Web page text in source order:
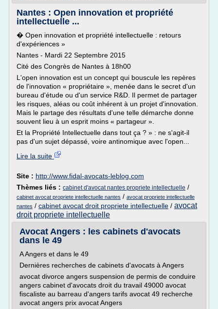
Nantes : Open innovation et propriété
intellectuelle ...
� Open innovation et propriété intellectuelle : retours
d'expériences »
Nantes - Mardi 22 Septembre 2015
Cité des Congrès de Nantes à 18h00
L'open innovation est un concept qui bouscule les repères
de l'innovation « propriétaire », menée dans le secret d'un
bureau d'étude ou d'un service R&D. Il permet de partager
les risques, aléas ou coût inhérent à un projet d'innovation.
Mais le partage des résultats d'une telle démarche donne
souvent lieu à un esprit moins « partageur ».
Et la Propriété Intellectuelle dans tout ça ? » : ne s'agit-il
pas d'un sujet dépassé, voire antinomique avec l'open...
Lire la suite
Site : http://www.fidal-avocats-leblog.com
Thèmes liés : cabinet d'avocat nantes propriete intellectuelle /
cabinet avocat propriete intellectuelle nantes / avocat propriete intellectuelle
nantes / cabinet avocat droit propriete intellectuelle / avocat
droit propriete intellectuelle
Avocat Angers : les cabinets d'avocats
dans le 49
A Angers et dans le 49
Dernières recherches de cabinets d'avocats à Angers
avocat divorce angers suspension de permis de conduire
angers cabinet d'avocats droit du travail 49000 avocat
fiscaliste au barreau d'angers tarifs avocat 49 recherche
avocat angers prix avocat Angers